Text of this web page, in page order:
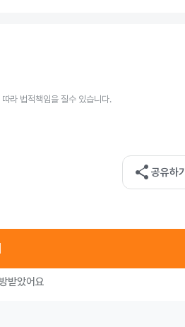
라 법적책임을 질수 있습니다.
share 공유하기
받았어요